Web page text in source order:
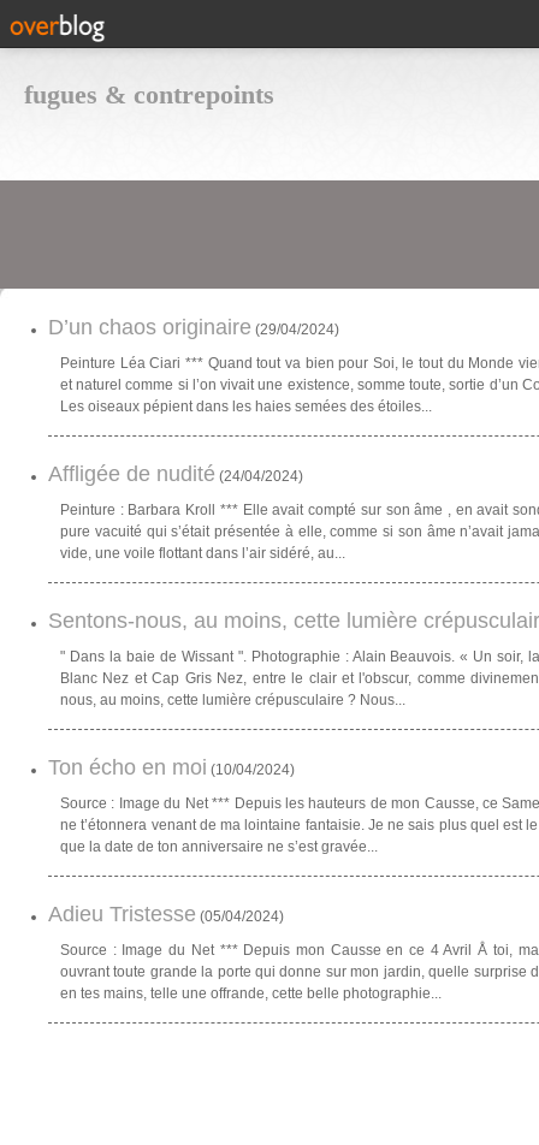
fugues & contrepoints
D’un chaos originaire (29/04/2024)
Peinture Léa Ciari *** Quand tout va bien pour Soi, le tout du Monde
et naturel comme si l’on vivait une existence, somme toute, sortie d’un
Les oiseaux pépient dans les haies semées des étoiles...
Affligée de nudité (24/04/2024)
Peinture : Barbara Kroll *** Elle avait compté sur son âme , en avait
pure vacuité qui s’était présentée à elle, comme si son âme n’avait
vide, une voile flottant dans l’air sidéré, au...
Sentons-nous, au moins, cette lumière
" Dans la baie de Wissant ". Photographie : Alain Beauvois. « Un soir,
Blanc Nez et Cap Gris Nez, entre le clair et l'obscur, comme
nous, au moins, cette lumière crépusculaire ? Nous...
Ton écho en moi (10/04/2024)
Source : Image du Net *** Depuis les hauteurs de mon Causse, ce
ne t’étonnera venant de ma lointaine fantaisie. Je ne sais plus quel est
que la date de ton anniversaire ne s’est gravée...
Adieu Tristesse (05/04/2024)
Source : Image du Net *** Depuis mon Causse en ce 4 Avril Å toi,
ouvrant toute grande la porte qui donne sur mon jardin, quelle surprise
en tes mains, telle une offrande, cette belle photographie...